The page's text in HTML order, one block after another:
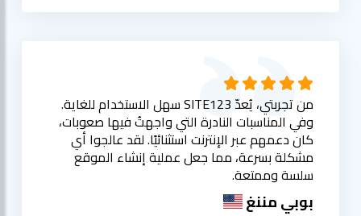
من تجربتي، يُعدّ SITE123 سهل الاستخدام للغاية.
وفي المناسبات النادرة التي واجهتُ فيها صعوبات،
كان دعمهم عبر الإنترنت استثنائيًا. لقد عالجوا أي
مشكلة بسرعة، مما جعل عملية إنشاء الموقع
سلسة وممتعة.
بوبي مننغ